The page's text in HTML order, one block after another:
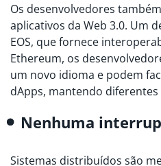
Os desenvolvedores
aplicativos da Web 3.0. Um
EOS, que fornece
Ethereum, os
um novo idioma e podem
dApps, mantendo
Nenhuma
Sistemas distribuídos são